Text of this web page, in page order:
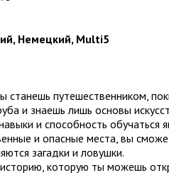
Немецкий, Multi5
станешь путешественником,
и знаешь лишь основы
и способность
и опасные места, вы
загадки и ловушки.
которую ты можешь